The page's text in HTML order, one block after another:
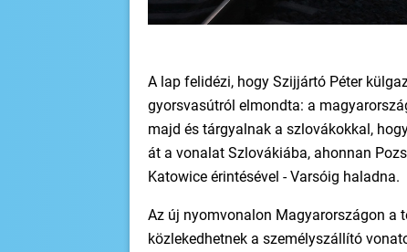
A lap felidézi, hogy Szijjártó Péter
gyorsvasútról elmondta: a
majd és tárgyalnak a szlovákokkal,
át a vonalat Szlovákiába, ahonnan
Katowice érintésével - Varsóig haladna.
Az új nyomvonalon Magyarországon a
közlekedhetnek a személyszállító